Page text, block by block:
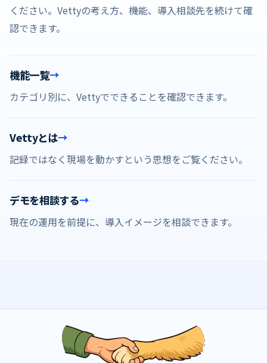
ください。Vettyの考え方、機能、導入相談先を続けて確
認できます。
機能一覧
カテゴリ別に、Vettyでできることを確認できます。
Vettyとは
記録ではなく現場を動かすという思想をご覧ください。
デモを相談する
現在の運用を前提に、導入イメージを相談できます。